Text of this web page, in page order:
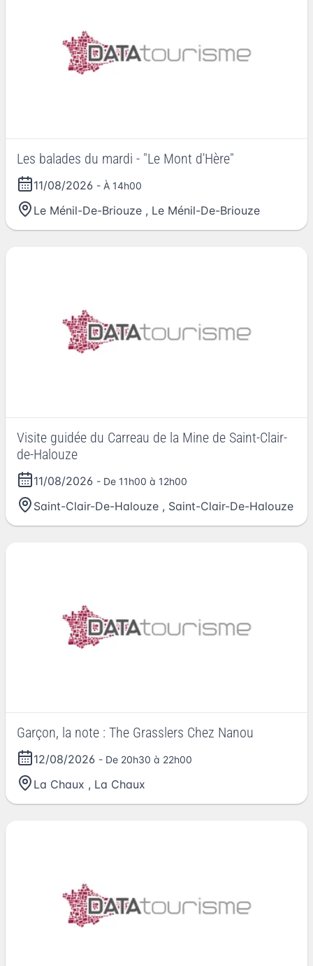
Les balades du mardi - "Le Mont d'Hère"
11/08/2026 - À 14h00
Le Ménil-De-Briouze , Le Ménil-De-Briouze
Visite guidée du Carreau de la Mine de Saint-Clair-
de-Halouze
11/08/2026 - De 11h00 à 12h00
Saint-Clair-De-Halouze , Saint-Clair-De-Halouze
Garçon, la note : The Grasslers Chez Nanou
12/08/2026 - De 20h30 à 22h00
La Chaux , La Chaux